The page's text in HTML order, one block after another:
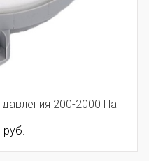
200-2000 Па
руб.